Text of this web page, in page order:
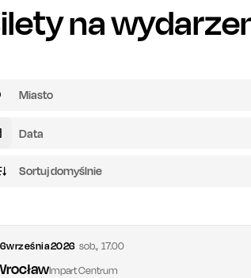
na
Miasto
Sortuj domyślnie
września2026 sob., 17.00
Impart Centrum